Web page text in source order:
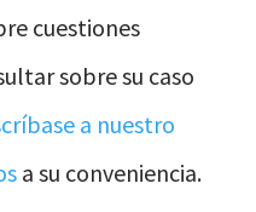
cuestiones
sobre su caso
a nuestro
a su conveniencia.